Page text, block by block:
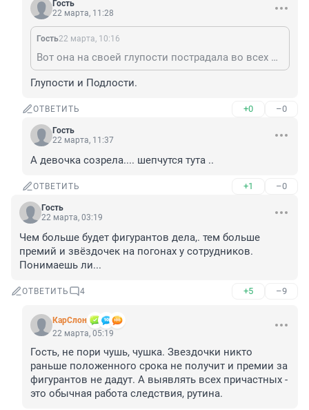
Гость
22 марта, 11:28
Гость22 марта, 10:16
Вот она на своей глупости пострадала во всех измерениях, даже сексуально пользовали.
Глупости и Подлости.
ОТВЕТИТЬ +0 –0
Гость
22 марта, 11:37
А девочка созрела.... шепчутся тута ..
ОТВЕТИТЬ +1 –0
Гость
22 марта, 03:19
Чем больше будет фигурантов дела,. тем больше
премий и звёздочек на погонах у сотрудников.
Понимаешь ли...
ОТВЕТИТЬ 4 +5 –9
КарСлон
22 марта, 05:19
Гость, не пори чушь, чушка. Звездочки никто
раньше положенного срока не получит и премии за
фигурантов не дадут. А выявлять всех причастных -
это обычная работа следствия, рутина.